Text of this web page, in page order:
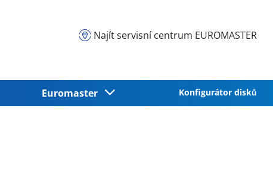
Najít servisní centrum EUROMASTER
Euromaster Konfigurátor disků